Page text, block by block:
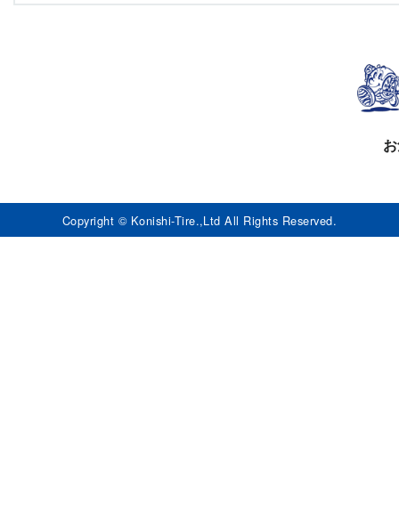
Copyright © Konishi-Tire.,Ltd All Rights Reserved.